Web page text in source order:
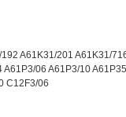
A61K31/201 A61K31/
A61P3/06 A61P3/10
C12F3/06